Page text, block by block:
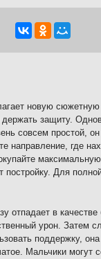
новую
защиту.
совсем простой,
направление, где
Для
отпадает в
урон. Затем
поддержку,
Мальчики могут